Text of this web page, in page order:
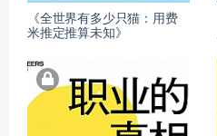
《全世界有多少只猫：用费
米推定推算未知》